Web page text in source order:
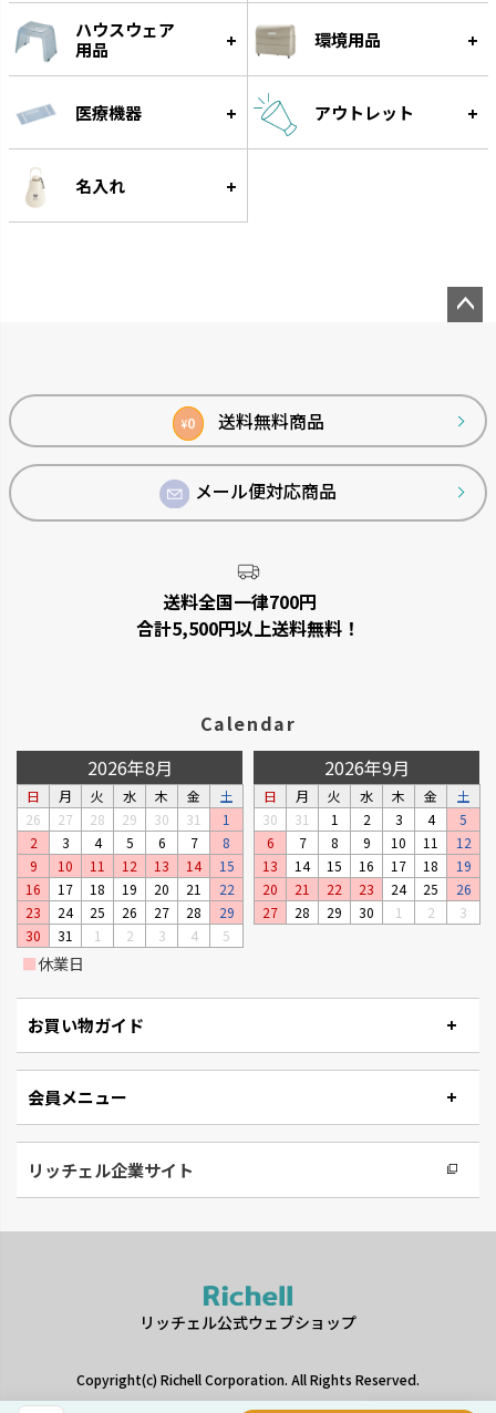
ハウスウェア
用品
環境用品
医療機器 アウトレット
名入れ
¥0 送料無料商品
メール便対応商品
送料全国一律700円
合計5,500円以上送料無料！
Calendar
2026年8月
日 月 火 水 木 金
土
26
27 28 29 30 31
1
2
3 4 5 6 7
8
9
10 11 12 13 14
15
16
17 18 19 20 21
22
23
24 25 26 27 28
29
30
31 1 2 3 4 5
2026年9月
日 月 火 水 木 金
土
30
31 1 2 3 4
5
6
7 8 9 10 11
12
13
14 15 16 17 18
19
20
21 22 23 24 25
26
27
28 29 30 1 2 3
■休業日
お買い物ガイド
会員メニュー
リッチェル企業サイト
リッチェル公式ウェブショップ
ップ
へ
Copyright(c) Richell Corporation. All Rights Reserved.